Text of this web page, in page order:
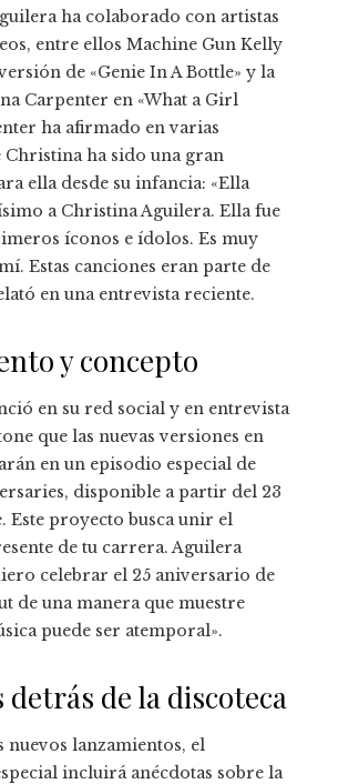
ha colaborado con artistas
entre ellos Machine Gun Kelly
de «Genie In A Bottle» y la
Carpenter en «What a Girl
ha afirmado en varias
Christina ha sido una gran
ella desde su infancia: «Ella
a Christina Aguilera. Ella fue
íconos e ídolos. Es muy
Estas canciones eran parte de
en una entrevista reciente.
y concepto
en su red social y en entrevista
que las nuevas versiones en
en un episodio especial de
disponible a partir del 23
Este proyecto busca unir el
de tu carrera. Aguilera
celebrar el 25 aniversario de
de una manera que muestre
puede ser atemporal».
de la discoteca
nuevos lanzamientos, el
incluirá anécdotas sobre la